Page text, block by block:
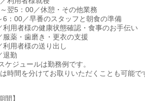
翌5：00／休憩・その他業務
6：00／早番のスタッフと朝食の準備
利用者様の健康状態確認・食事のお手伝い
服薬・歯磨き・更衣の支援
利用者様の送り出し
退勤
ケジュールは勤務例です。
時間を分けてお取りいただくことも可能で
間】